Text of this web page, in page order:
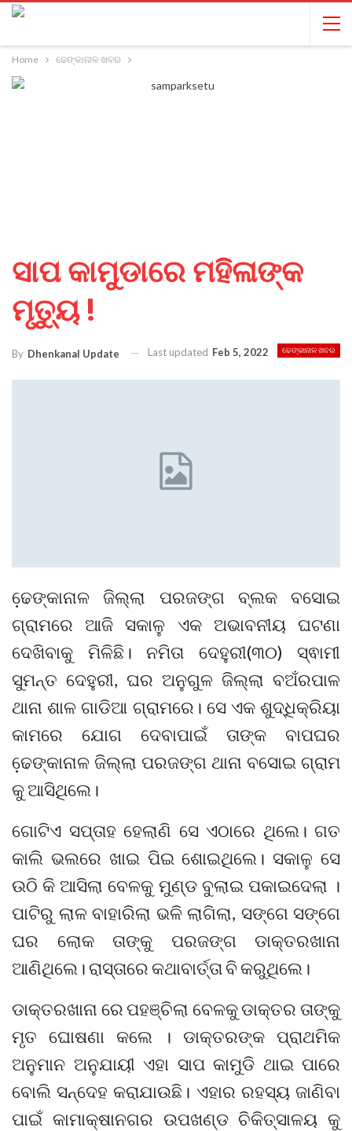
Home ଢେଙ୍କାନାଳ ଖବର
ସାପ କାମୁଡାରେ ମହିଳାଙ୍କ
ମୃତ୍ୟୁ !
ଢେଙ୍କାନାଳ ଖବର
By Dhenkanal Update Last updated Feb 5, 2022
ଢେ଼ଙ୍କାନାଳ ଜିଲ୍ଲା ପରଜଙ୍ଗ ବ୍ଲକ ବସୋଇ
ଗ୍ରାମରେ ଆଜି ସକାଳୁ ଏକ ଅଭାବନୀୟ ଘଟଣା
ଦେଖିବାକୁ ମିଳିଛି। ନମିତା ଦେହୁରୀ(୩୦) ସ୍ଵାମୀ
ସୁମନ୍ତ ଦେହୁରୀ, ଘର ଅନୁଗୁଳ ଜିଲ୍ଲା ବଅଁରପାଳ
ଥାନା ଶାଳ ଗାଡିଆ ଗ୍ରାମରେ। ସେ ଏକ ଶୁଦ୍ଧିକ୍ରିୟା
କାମରେ ଯୋଗ ଦେବାପାଇଁ ତାଙ୍କ ବାପଘର
ଢେ଼ଙ୍କାନାଳ ଜିଲ୍ଲା ପରଜଙ୍ଗ ଥାନା ବସୋଇ ଗ୍ରାମ
କୁ ଆସିଥିଲେ।
ଗୋଟିଏ ସପ୍ତାହ ହେଲାଣି ସେ ଏଠାରେ ଥିଲେ। ଗତ
କାଲି ଭଲରେ ଖାଇ ପିଇ ଶୋଇଥିଲେ। ସକାଳୁ ସେ
ଉଠି କି ଆସିଲା ବେଳକୁ ମୁଣ୍ଡ ବୁଲାଇ ପକାଇଦେଲା ।
ପାଟିରୁ ଲାଳ ବାହାରିଲା ଭଳି ଲାଗିଲା, ସଙ୍ଗେ ସଙ୍ଗେ
ଘର ଲୋକ ତାଙ୍କୁ ପରଜଙ୍ଗ ଡାକ୍ତରଖାନା
ଆଣିଥିଲେ। ରାସ୍ତାରେ କଥାବାର୍ତ୍ତା ବି କରୁଥିଲେ।
ଡାକ୍ତରଖାନା ରେ ପହଞ୍ଚିଲା ବେଳକୁ ଡାକ୍ତର ତାଙ୍କୁ
ମୃତ ଘୋଷଣା କଲେ । ଡାକ୍ତରଙ୍କ ପ୍ରାଥମିକ
ଅନୁମାନ ଅନୁଯାୟୀ ଏହା ସାପ କାମୁଡି ଥାଇ ପାରେ
ବୋଲି ସନ୍ଦେହ କରାଯାଉଛି। ଏହାର ରହସ୍ୟ ଜାଣିବା
ପାଇଁ କାମାକ୍ଷାନଗର ଉପଖଣ୍ଡ ଚିକିତ୍ସାଳୟ କୁ